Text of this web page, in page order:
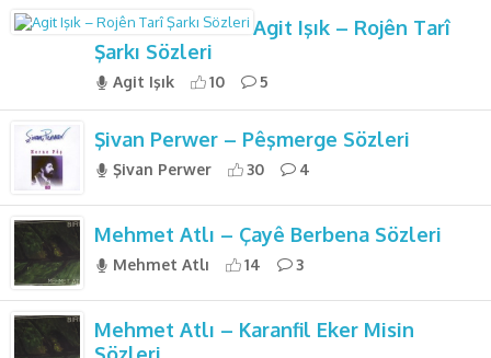
Agit Işık – Rojên Tarî
Şarkı Sözleri
Agit Işık 10 5
Şivan Perwer – Pêşmerge Sözleri
Şivan Perwer 30 4
Mehmet Atlı – Çayê Berbena Sözleri
Mehmet Atlı 14 3
Mehmet Atlı – Karanfil Eker Misin